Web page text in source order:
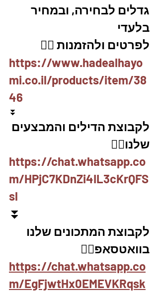
גדלים לבחירה, ובמחיר
בלעדי
לפרטים ולהזמנות 👇🏼
https://www.hadealhayo
mi.co.il/products/item/38
46
⏬
לקבוצת הדילים והמבצעים
שלנו👇🏽
https://chat.whatsapp.co
m/HPjC7KDnZi4IL3cKrQFS
sl
⏬
לקבוצת המתכונים שלנו
בוואטסאפ👇🏽
https://chat.whatsapp.co
m/EgFjwtHx0EMEVKRqsk